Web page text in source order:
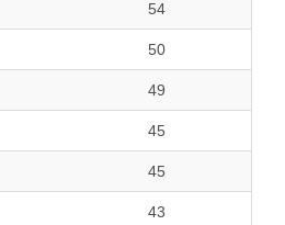
54
50
49
45
45
43